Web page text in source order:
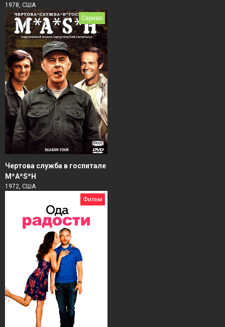
1978, США
Сериал
Чертова служба в гoспитале
M*A*S*H
1972, США
Фильм